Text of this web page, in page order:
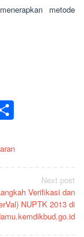
metode
Next post
Verifikasi dan
NUPTK 2013 di